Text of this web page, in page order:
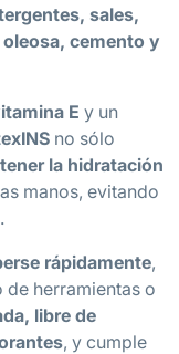
sales,
cemento y
E y un
no sólo
la hidratación
manos, evitando
rápidamente,
de herramientas o
libre de
, y cumple